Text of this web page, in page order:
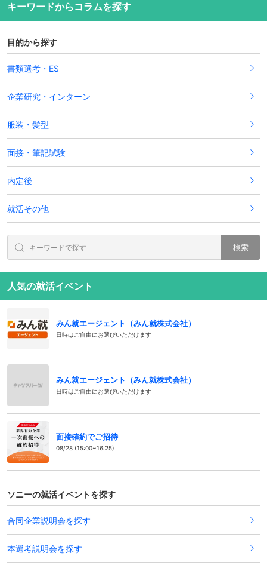
キーワードからコラムを探す
目的から探す
書類選考・ES
企業研究・インターン
服装・髪型
面接・筆記試験
内定後
就活その他
検索
人気の就活イベント
みん就エージェント（みん就株式会社）
日時はご自由にお選びいただけます
みん就エージェント（みん就株式会社）
日時はご自由にお選びいただけます
面接確約でご招待
08/28 (15:00~16:25)
ソニーの就活イベントを探す
合同企業説明会を探す
本選考説明会を探す